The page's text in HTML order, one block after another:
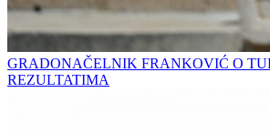
GRADONAČELNIK FRANKOVIĆ O
REZULTATIMA